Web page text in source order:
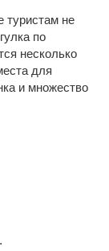
туристам не
по
несколько
для
и множество